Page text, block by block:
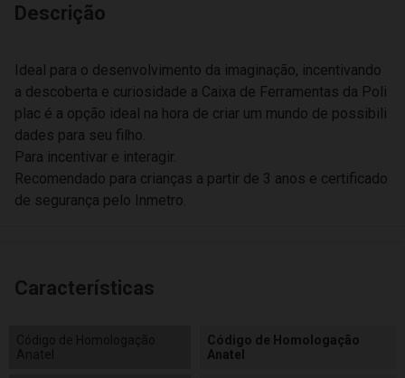
Descrição
Ideal para o desenvolvimento da imaginação, incentivando
a descoberta e curiosidade a Caixa de Ferramentas da Poli
plac é a opção ideal na hora de criar um mundo de possibili
dades para seu filho.
Para incentivar e interagir.
Recomendado para crianças a partir de 3 anos e certificado
de segurança pelo Inmetro.
Características
Código de Homologação
Anatel